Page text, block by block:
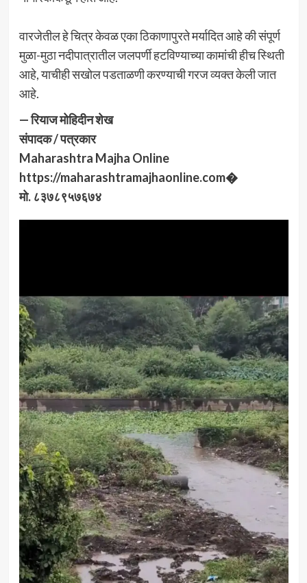
वारजेतील हे चित्र केवळ एका ठिकाणापुरते मर्यादित आहे की संपूर्ण
मुळा-मुठा नदीपात्रातील जलपर्णी हटविण्याच्या कामांची हीच स्थिती
आहे, याचीही सखोल पडताळणी करण्याची गरज व्यक्त केली जात
आहे.
— रियाज मोहिदीन शेख
संपादक / पत्रकार
Maharashtra Majha Online
https://maharashtramajhaonline.com⁠�
मो. ८३७८९५७६७४